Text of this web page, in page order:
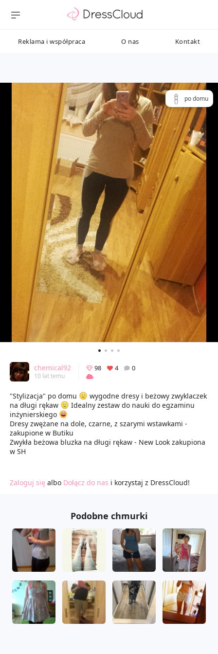
Reklama i współpraca O nas Kontakt
po domu
chemical92
10 lat temu
98 4 0
"Stylizacja" po domu
wygodne dresy i beżowy zwyklaczek
na długi rękaw
Idealny zestaw do nauki do egzaminu
inżynierskiego
Dresy zwężane na dole, czarne, z szarymi wstawkami -
zakupione w Butiku
Zwykła beżowa bluzka na długi rękaw - New Look zakupiona
w SH
Zaloguj się albo Dołącz do nas i korzystaj z DressCloud!
Podobne chmurki